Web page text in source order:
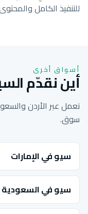
للتنفيذ الكامل
أسواق أخرى
أين نقدّم
نعمل عبر الأردن
سوق.
سيو في الإمارات
سيو في السعودية